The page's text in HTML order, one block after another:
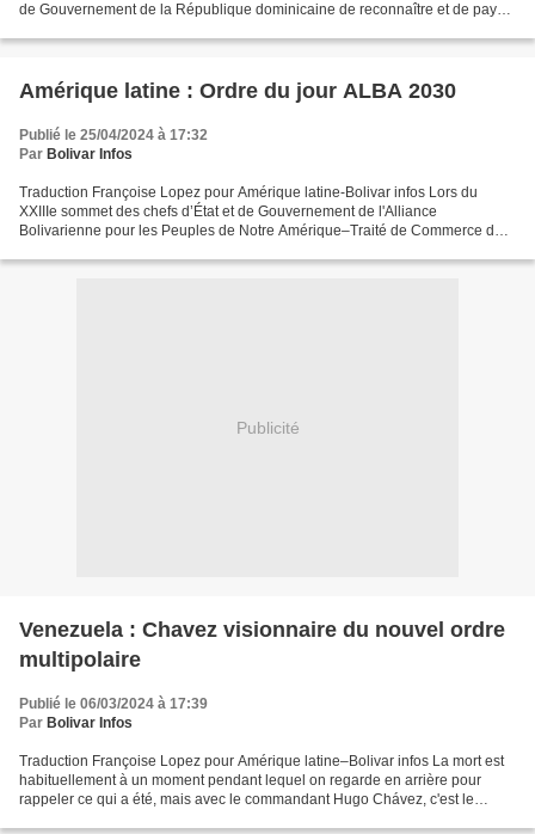
de Gouvernement de la République dominicaine de reconnaître et de payer
Amérique latine : Ordre du jour ALBA 2030
Publié le 25/04/2024 à 17:32
Par Bolivar Infos
Traduction Françoise Lopez pour Amérique latine-Bolivar infos Lors du
XXIIIe sommet des chefs d’État et de Gouvernement de l'Alliance
Bolivarienne pour les Peuples de Notre Amérique–Traité de Commerce des
Publicité
Venezuela : Chavez visionnaire du nouvel ordre
multipolaire
Publié le 06/03/2024 à 17:39
Par Bolivar Infos
Traduction Françoise Lopez pour Amérique latine–Bolivar infos La mort est
habituellement à un moment pendant lequel on regarde en arrière pour
rappeler ce qui a été, mais avec le commandant Hugo Chávez, c'est le